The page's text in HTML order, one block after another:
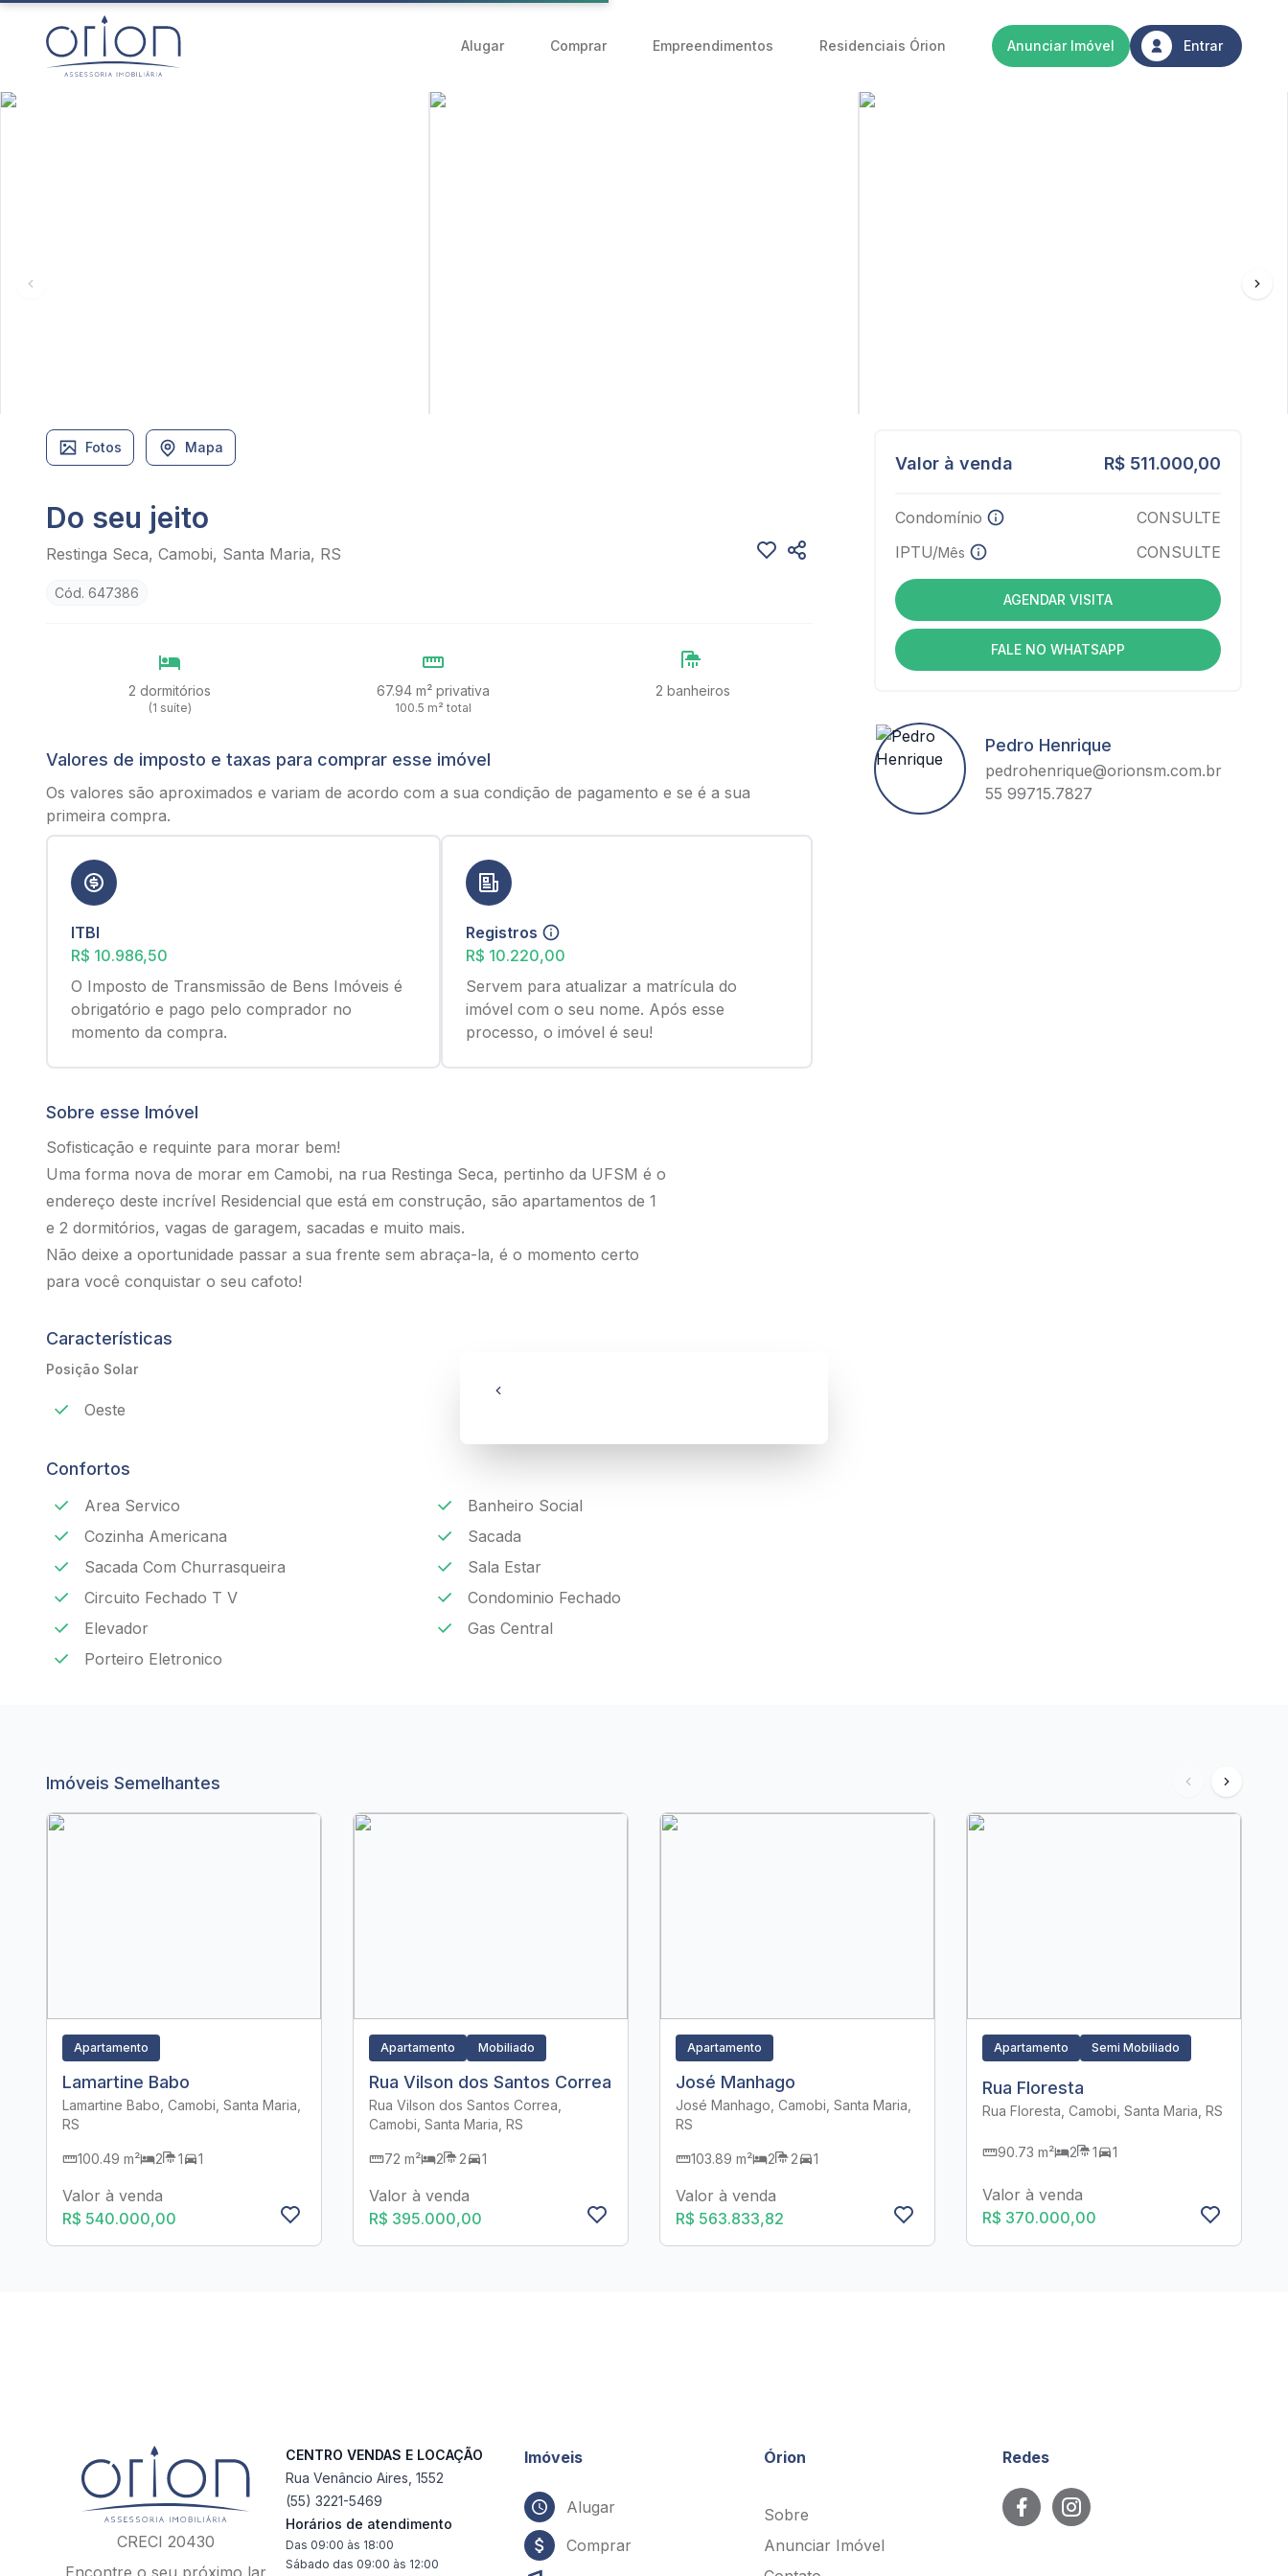
Alugar Comprar Empreendimentos Residenciais Órion Anunciar Imóvel Entrar
Fotos Mapa
Do seu jeito
Restinga Seca, Camobi, Santa Maria, RS
Cód. 647386
2 dormitórios
(1 suíte)
67.94 m² privativa
100.5 m² total
2 banheiros
Valores de imposto e taxas para comprar esse imóvel
Os valores são aproximados e variam de acordo com a sua condição de pagamento e se é a sua
primeira compra.
ITBI
R$ 10.986,50
O Imposto de Transmissão de Bens Imóveis é
obrigatório e pago pelo comprador no
momento da compra.
Registros
R$ 10.220,00
Servem para atualizar a matrícula do
imóvel com o seu nome. Após esse
processo, o imóvel é seu!
Sobre esse Imóvel
Sofisticação e requinte para morar bem!
Uma forma nova de morar em Camobi, na rua Restinga Seca, pertinho da UFSM é o
endereço deste incrível Residencial que está em construção, são apartamentos de 1
e 2 dormitórios, vagas de garagem, sacadas e muito mais.
Não deixe a oportunidade passar a sua frente sem abraça-la, é o momento certo
para você conquistar o seu cafoto!
Características
Posição Solar
Oeste
Confortos
Area Servico
Banheiro Social
Cozinha Americana
Sacada
Sacada Com Churrasqueira
Sala Estar
Circuito Fechado T V
Condominio Fechado
Elevador
Gas Central
Porteiro Eletronico
Valor à venda R$ 511.000,00
Condomínio
CONSULTE
IPTU/Mês CONSULTE
AGENDAR VISITA
FALE NO WHATSAPP
Pedro Henrique
pedrohenrique@orionsm.com.br
55 99715.7827
Imóveis Semelhantes
Apartamento
Lamartine Babo
Lamartine Babo, Camobi, Santa Maria,
RS
100.49 m² 2 1 1
Valor à venda
R$ 540.000,00
Apartamento Mobiliado
Rua Vilson dos Santos Correa
Rua Vilson dos Santos Correa,
Camobi, Santa Maria, RS
72 m² 2 2 1
Valor à venda
R$ 395.000,00
Apartamento
José Manhago
José Manhago, Camobi, Santa Maria,
RS
103.89 m² 2 2 1
Valor à venda
R$ 563.833,82
Apartamento Semi Mobiliado
Rua Floresta
Rua Floresta, Camobi, Santa Maria, RS
90.73 m² 2 1 1
Valor à venda
R$ 370.000,00
CRECI 20430
Encontre o seu próximo lar
CENTRO VENDAS E LOCAÇÃO
Rua Venâncio Aires, 1552
(55) 3221-5469
Horários de atendimento
Das 09:00 às 18:00
Sábado das 09:00 às 12:00
Imóveis
Alugar
Comprar
Órion
Sobre
Anunciar Imóvel
Redes